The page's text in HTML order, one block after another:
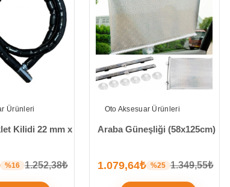
Ürünleri
Kilidi 22 mm x
%16 1.252,38₺
Oto Aksesuar Ürünleri
Araba Güneşliği (58x125cm)
1.079,64₺ %25 1.349,55₺